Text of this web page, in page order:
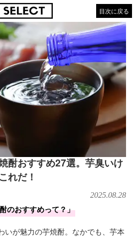
目次に戻る
酎おすすめ27選。芋臭いけ
れだ！
2025.08.28
のおすすめって？」
いが魅力の芋焼酎。なかでも、芋本